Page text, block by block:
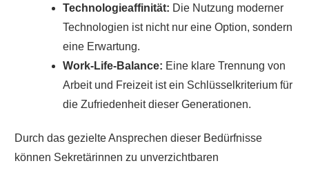
Technologieaffinität: Die Nutzung moderner
Technologien ist nicht nur eine Option, sondern
eine Erwartung.
Work-Life-Balance: Eine klare Trennung von
Arbeit und Freizeit ist ein Schlüsselkriterium für
die Zufriedenheit dieser Generationen.
Durch das gezielte Ansprechen dieser Bedürfnisse
können Sekretärinnen zu unverzichtbaren